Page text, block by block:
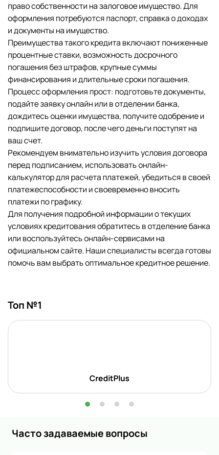
право собственности на залоговое имущество. Для
оформления потребуются паспорт, справка о доходах
и документы на имущество.
Преимущества такого кредита включают пониженные
процентные ставки, возможность досрочного
погашения без штрафов, крупные суммы
финансирования и длительные сроки погашения.
Процесс оформления прост: подготовьте документы,
подайте заявку онлайн или в отделении банка,
дождитесь оценки имущества, получите одобрение и
подпишите договор, после чего деньги поступят на
ваш счет.
Рекомендуем внимательно изучить условия договора
перед подписанием, использовать онлайн-
калькулятор для расчета платежей, убедиться в своей
платежеспособности и своевременно вносить
платежи по графику.
Для получения подробной информации о текущих
условиях кредитования обратитесь в отделение банка
или воспользуйтесь онлайн-сервисами на
официальном сайте. Наши специалисты всегда готовы
помочь вам выбрать оптимальное кредитное решение.
Топ №1
CreditPlus
Часто задаваемые вопросы